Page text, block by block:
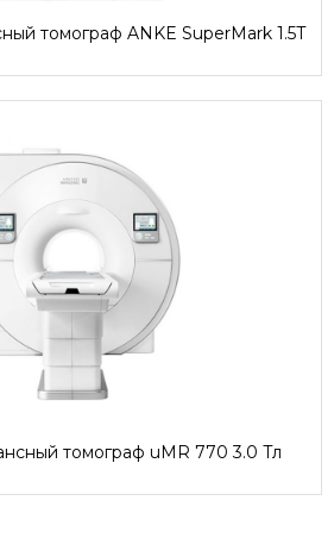
томограф ANKE SuperMark 1.5T
томограф uMR 770 3.0 Тл